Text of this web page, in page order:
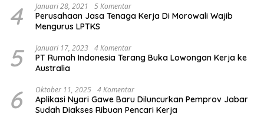
4 Januari 28, 2021 5 Komentar
Perusahaan Jasa Tenaga Kerja Di Morowali Wajib
Mengurus LPTKS
5 Januari 17, 2023 4 Komentar
PT Rumah Indonesia Terang Buka Lowongan Kerja ke
Australia
6 Oktober 11, 2025 4 Komentar
Aplikasi Nyari Gawe Baru Diluncurkan Pemprov Jabar
Sudah Diakses Ribuan Pencari Kerja